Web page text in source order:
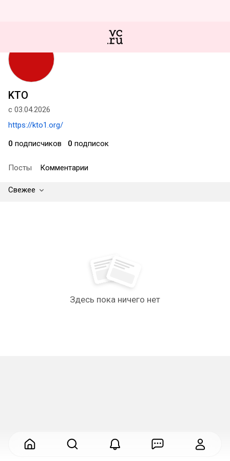
KTO
с 03.04.2026
https://kto1.org/
0 подписчиков 0 подписок
Посты Комментарии
Свежее
Здесь пока ничего нет